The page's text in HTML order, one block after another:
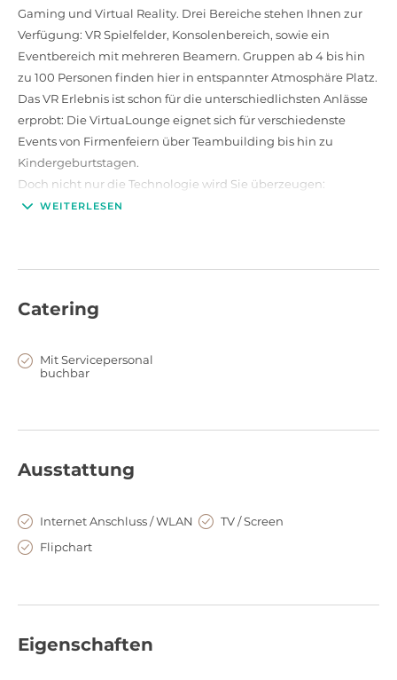
Gaming und Virtual Reality. Drei Bereiche stehen Ihnen zur
Verfügung: VR Spielfelder, Konsolenbereich, sowie ein
Eventbereich mit mehreren Beamern. Gruppen ab 4 bis hin
zu 100 Personen finden hier in entspannter Atmosphäre Platz.
Das VR Erlebnis ist schon für die unterschiedlichsten Anlässe
erprobt: Die VirtuaLounge eignet sich für verschiedenste
Events von Firmenfeiern über Teambuilding bis hin zu
Kindergeburtstagen.
Doch nicht nur die Technologie wird Sie überzeugen:
Die VirtuaLounge arbeitet mit verschiedenen Catereren
WEITERLESEN
Catering
Mit Servicepersonal
buchbar
Ausstattung
Internet Anschluss / WLAN
TV / Screen
Flipchart
Eigenschaften